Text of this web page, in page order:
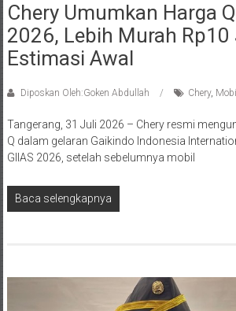
Chery Umumkan Harga
2026, Lebih Murah Rp10
Estimasi Awal
Diposkan Oleh:Goken Abdullah Chery, Mobil
Tangerang, 31 Juli 2026 – Chery resmi
Q dalam gelaran Gaikindo Indonesia
GIIAS 2026, setelah sebelumnya mobil
Baca selengkapnya